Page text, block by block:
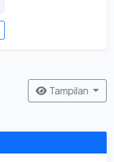
Tampilan